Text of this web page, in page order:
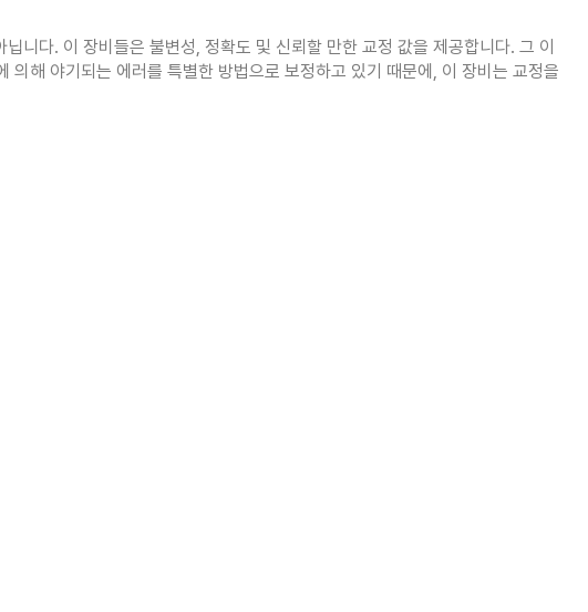
다. 이 장비들은 불변성, 정확도 및 신뢰할 만한 교정 값을 제공합니다. 그 이
해 야기되는 에러를 특별한 방법으로 보정하고 있기 때문에, 이 장비는 교정을